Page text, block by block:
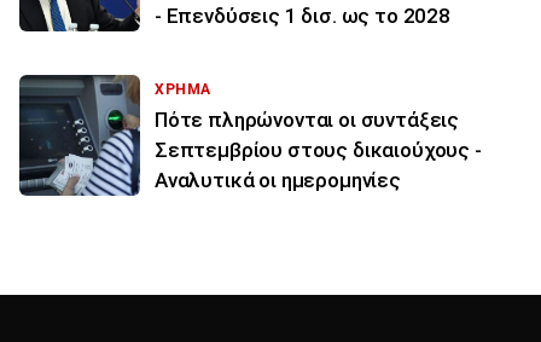
- Επενδύσεις 1 δισ. ως το 2028
ΧΡΗΜΑ
Πότε πληρώνονται οι συντάξεις
Σεπτεμβρίου στους δικαιούχους -
Αναλυτικά οι ημερομηνίες